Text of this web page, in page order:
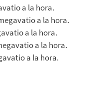
a la hora.
a la hora.
a la hora.
a la hora.
a la hora.